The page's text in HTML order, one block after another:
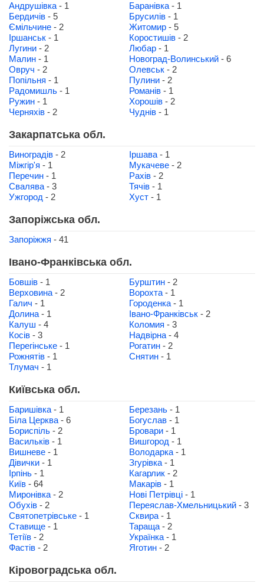
Андрушівка - 1 Баранівка - 1
Бердичів - 5 Брусилів - 1
Ємільчине - 2 Житомир - 5
Іршанськ - 1 Коростишів - 2
Лугини - 2 Любар - 1
Малин - 1 Новоград-Волинський - 6
Овруч - 2 Олевськ - 2
Попільня - 1 Пулини - 2
Радомишль - 1 Романів - 1
Ружин - 1 Хорошів - 2
Черняхів - 2 Чуднів - 1
Закарпатська обл.
Виноградів - 2 Іршава - 1
Міжгір'я - 1 Мукачеве - 2
Перечин - 1 Рахів - 2
Свалява - 3 Тячів - 1
Ужгород - 2 Хуст - 1
Запоріжська обл.
Запоріжжя - 41
Івано-Франківська обл.
Бовшів - 1 Бурштин - 2
Верховина - 2 Ворохта - 1
Галич - 1 Городенка - 1
Долина - 1 Івано-Франківськ - 2
Калуш - 4 Коломия - 3
Косів - 3 Надвірна - 4
Перегінське - 1 Рогатин - 2
Рожнятів - 1 Снятин - 1
Тлумач - 1
Київська обл.
Баришівка - 1 Березань - 1
Біла Церква - 6 Богуслав - 1
Бориспіль - 2 Бровари - 1
Васильків - 1 Вишгород - 1
Вишневе - 1 Володарка - 1
Дівички - 1 Згурівка - 1
Ірпінь - 1 Кагарлик - 2
Київ - 64 Макарів - 1
Миронівка - 2 Нові Петрівці - 1
Обухів - 2 Переяслав-Хмельницький - 3
Святопетрівське - 1 Сквира - 1
Ставище - 1 Тараща - 2
Тетіїв - 2 Українка - 1
Фастів - 2 Яготин - 2
Кіровоградська обл.